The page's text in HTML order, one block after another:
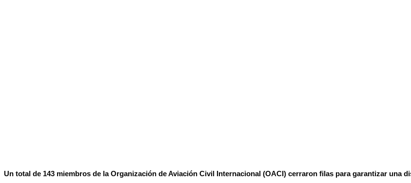
Un total de 143 miembros de la Organización de Aviación Civil Internacional (OACI) cerraron filas para garantizar una